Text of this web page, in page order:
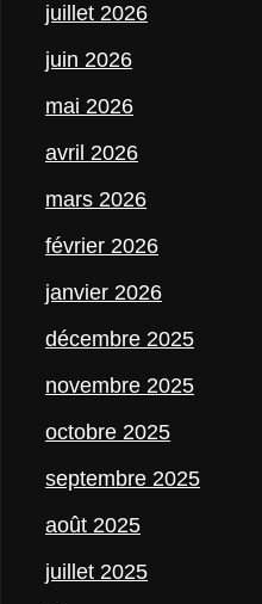
juillet 2026
juin 2026
mai 2026
avril 2026
mars 2026
février 2026
janvier 2026
décembre 2025
novembre 2025
octobre 2025
septembre 2025
août 2025
juillet 2025